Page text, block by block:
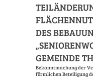
DES
GEMEINDE
Bekanntmachung der
förmlichen Beteiligung